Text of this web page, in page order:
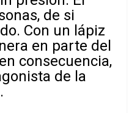
de si
Con un lápiz
en parte del
consecuencia,
de la